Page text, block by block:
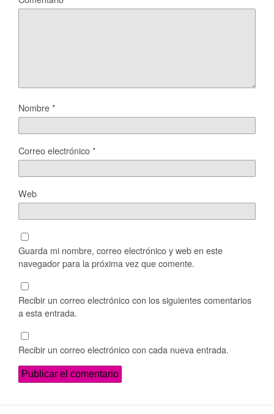
Nombre*
Correo electrónico*
Web
Guarda mi nombre, correo electrónico y web en este
navegador para la próxima vez que comente.
Recibir un correo electrónico con los siguientes comentarios
a esta entrada.
Recibir un correo electrónico con cada nueva entrada.